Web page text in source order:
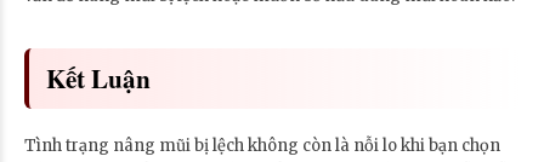
Kết Luận
Tình trạng nâng mũi bị lệch không còn là nỗi lo khi bạn chọn